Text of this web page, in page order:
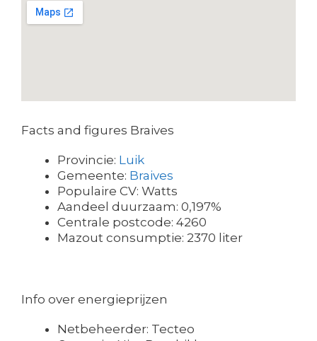
Facts and figures Braives
Provincie: Luik
Gemeente: Braives
Populaire CV: Watts
Aandeel duurzaam: 0,197%
Centrale postcode: 4260
Mazout consumptie: 2370 liter
Info over energieprijzen
Netbeheerder: Tecteo